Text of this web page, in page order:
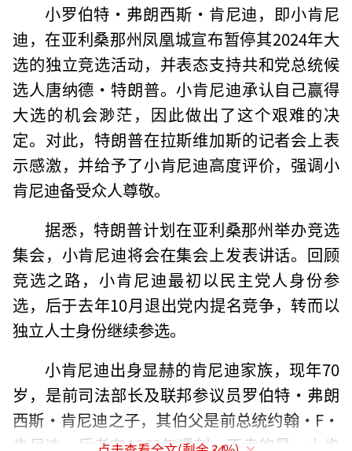
小罗伯特·弗朗西斯·肯尼迪，即小肯尼
迪，在亚利桑那州凤凰城宣布暂停其2024年大
选的独立竞选活动，并表态支持共和党总统候
选人唐纳德·特朗普。小肯尼迪承认自己赢得
大选的机会渺茫，因此做出了这个艰难的决
定。对此，特朗普在拉斯维加斯的记者会上表
示感激，并给予了小肯尼迪高度评价，强调小
肯尼迪备受众人尊敬。
据悉，特朗普计划在亚利桑那州举办竞选
集会，小肯尼迪将会在集会上发表讲话。回顾
竞选之路，小肯尼迪最初以民主党人身份参
选，后于去年10月退出党内提名竞争，转而以
独立人士身份继续参选。
小肯尼迪出身显赫的肯尼迪家族，现年70
岁，是前司法部长及联邦参议员罗伯特·弗朗
西斯·肯尼迪之子，其伯父是前总统约翰·F·
肯尼迪，后者在1963年遇刺。不幸的是，小肯